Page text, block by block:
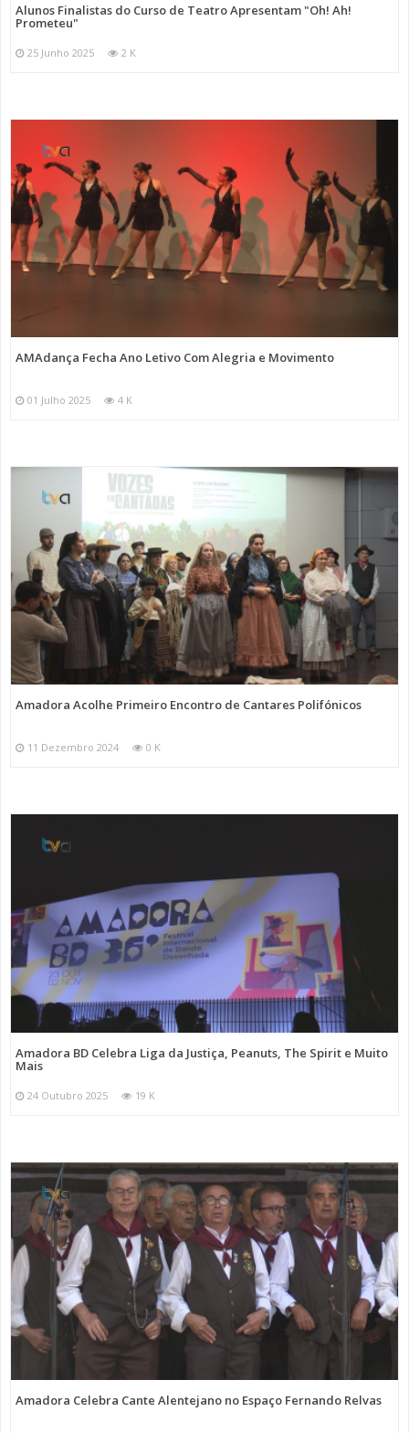
Alunos Finalistas do Curso de Teatro Apresentam "Oh! Ah!
Prometeu"
25 Junho 2025 2 K
AMAdança Fecha Ano Letivo Com Alegria e Movimento
01 Julho 2025 4 K
Amadora Acolhe Primeiro Encontro de Cantares Polifónicos
11 Dezembro 2024 0 K
Amadora BD Celebra Liga da Justiça, Peanuts, The Spirit e Muito
Mais
24 Outubro 2025 19 K
Amadora Celebra Cante Alentejano no Espaço Fernando Relvas